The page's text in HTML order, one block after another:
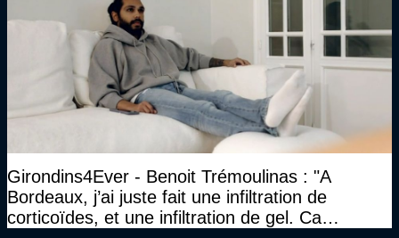
Girondins4Ever - Benoit Trémoulinas : "A
Bordeaux, j’ai juste fait une infiltration de
corticoïdes, et une infiltration de gel. Ca